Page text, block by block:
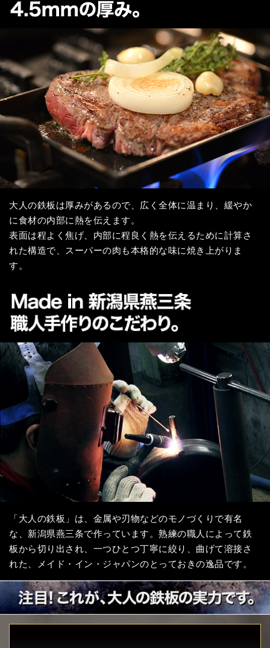
大人の鉄板は厚みがあるので、広く全体に温まり、緩やか
に食材の内部に熱を伝えます。
表面は程よく焦げ、内部に程良く熱を伝えるために計算さ
れた構造で、スーパーの肉も本格的な味に焼き上がりま
す。
「大人の鉄板」は、金属や刃物などのモノづくりで有名
な、新潟県燕三条で作っています。熟練の職人によって鉄
板から切り出され、一つひとつ丁寧に絞り、曲げて溶接さ
れた、メイド・イン・ジャパンのとっておきの逸品です。